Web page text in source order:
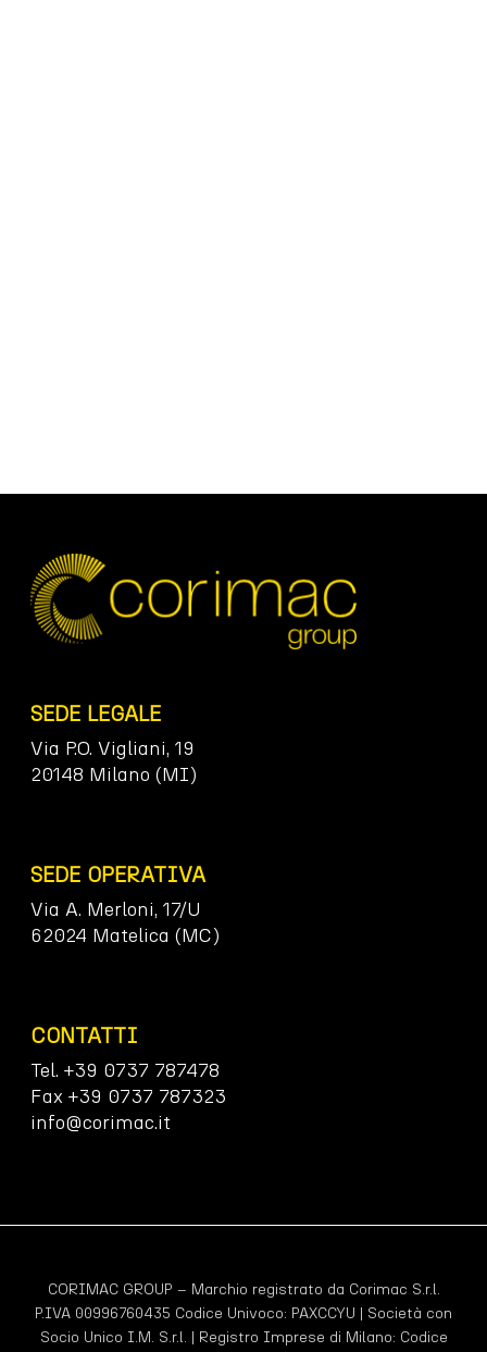
SEDE LEGALE
Via P.O. Vigliani, 19
20148 Milano (MI)
SEDE OPERATIVA
Via A. Merloni, 17/U
62024 Matelica (MC)
CONTATTI
Tel. +39 0737 787478
Fax +39 0737 787323
info@corimac.it
CORIMAC GROUP – Marchio registrato da Corimac S.r.l.
P.IVA 00996760435 Codice Univoco: PAXCCYU | Società con
Socio Unico I.M. S.r.l. | Registro Imprese di Milano: Codice